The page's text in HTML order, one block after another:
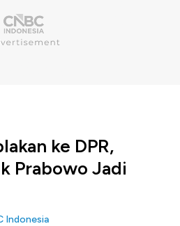
ke DPR,
Prabowo Jadi
Indonesia